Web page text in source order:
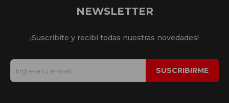
NEWSLETTER
¡Suscribite y recibí todas nuestras novedades!
SUSCRIBIRME